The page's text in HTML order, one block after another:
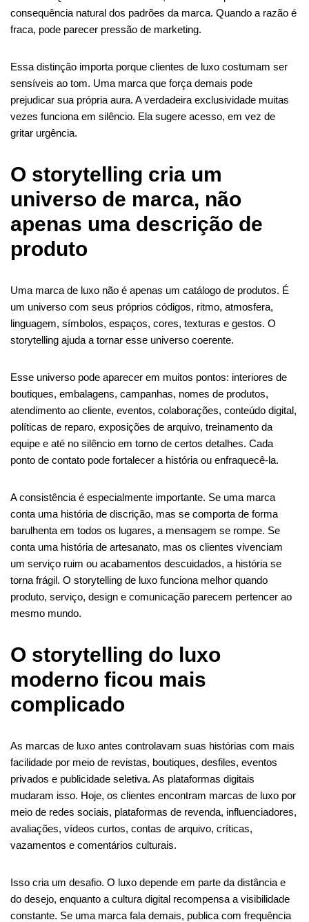
consequência natural dos padrões da marca. Quando a razão é
fraca, pode parecer pressão de marketing.
Essa distinção importa porque clientes de luxo costumam ser
sensíveis ao tom. Uma marca que força demais pode
prejudicar sua própria aura. A verdadeira exclusividade muitas
vezes funciona em silêncio. Ela sugere acesso, em vez de
gritar urgência.
O storytelling cria um
universo de marca, não
apenas uma descrição de
produto
Uma marca de luxo não é apenas um catálogo de produtos. É
um universo com seus próprios códigos, ritmo, atmosfera,
linguagem, símbolos, espaços, cores, texturas e gestos. O
storytelling ajuda a tornar esse universo coerente.
Esse universo pode aparecer em muitos pontos: interiores de
boutiques, embalagens, campanhas, nomes de produtos,
atendimento ao cliente, eventos, colaborações, conteúdo digital,
políticas de reparo, exposições de arquivo, treinamento da
equipe e até no silêncio em torno de certos detalhes. Cada
ponto de contato pode fortalecer a história ou enfraquecê-la.
A consistência é especialmente importante. Se uma marca
conta uma história de discrição, mas se comporta de forma
barulhenta em todos os lugares, a mensagem se rompe. Se
conta uma história de artesanato, mas os clientes vivenciam
um serviço ruim ou acabamentos descuidados, a história se
torna frágil. O storytelling de luxo funciona melhor quando
produto, serviço, design e comunicação parecem pertencer ao
mesmo mundo.
O storytelling do luxo
moderno ficou mais
complicado
As marcas de luxo antes controlavam suas histórias com mais
facilidade por meio de revistas, boutiques, desfiles, eventos
privados e publicidade seletiva. As plataformas digitais
mudaram isso. Hoje, os clientes encontram marcas de luxo por
meio de redes sociais, plataformas de revenda, influenciadores,
avaliações, vídeos curtos, contas de arquivo, críticas,
vazamentos e comentários culturais.
Isso cria um desafio. O luxo depende em parte da distância e
do desejo, enquanto a cultura digital recompensa a visibilidade
constante. Se uma marca fala demais, publica com frequência